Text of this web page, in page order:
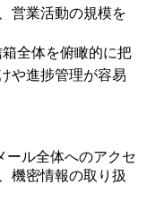
営業活動の規模を
箱全体を俯瞰的に把
や進捗管理が容易
ール全体へのアクセ
機密情報の取り扱